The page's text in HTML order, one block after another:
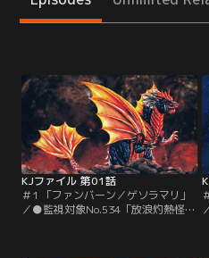
KJファイル 第01話
＃1 「ファンバーン／ゲソラマリ」
／●監視対象No.534「放浪灼熱怪獣